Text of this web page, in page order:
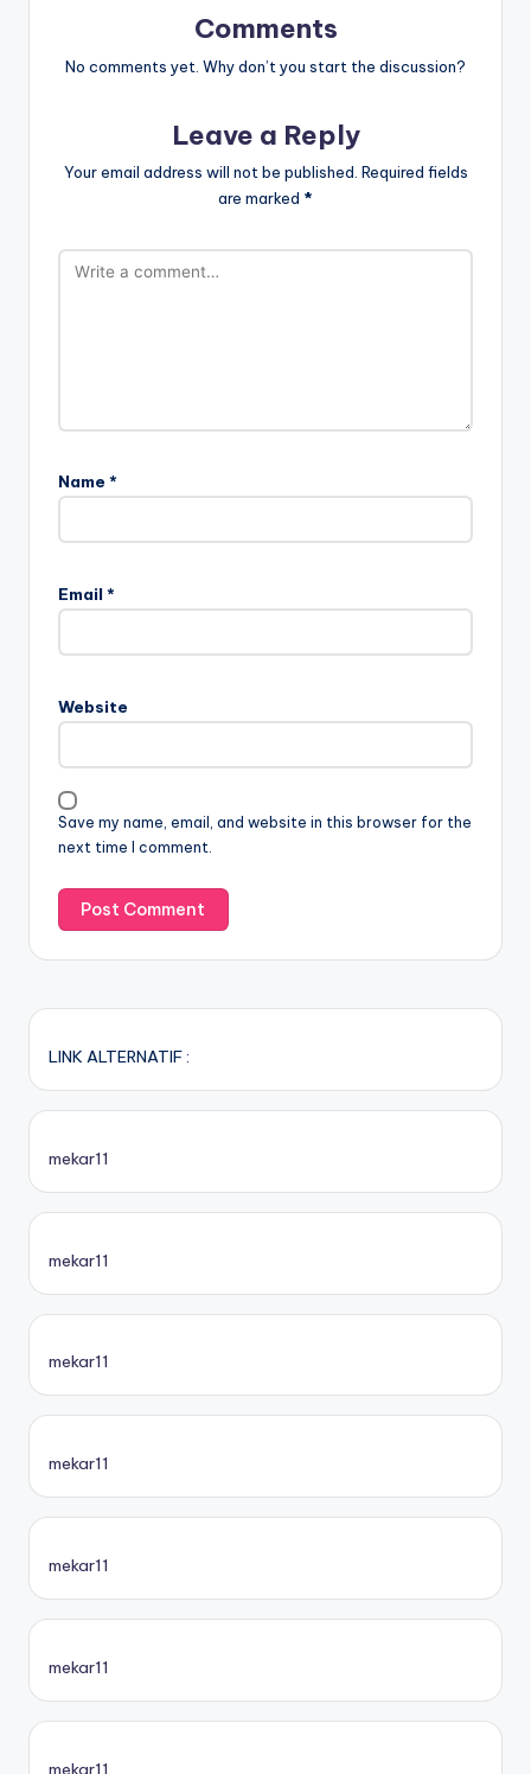
Comments
No comments yet. Why don’t you start the discussion?
Leave a Reply
Your email address will not be published. Required fields
are marked *
Name *
Email *
Website
Save my name, email, and website in this browser for the
next time I comment.
LINK ALTERNATIF :
mekar11
mekar11
mekar11
mekar11
mekar11
mekar11
mekar11